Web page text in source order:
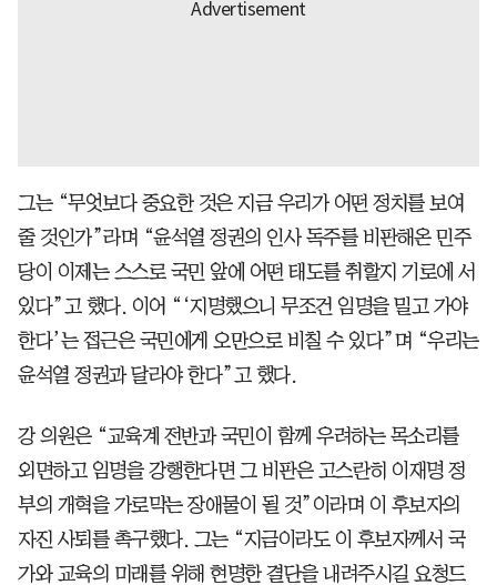
그는 “무엇보다 중요한 것은 지금 우리가 어떤 정치를 보여
줄 것인가”라며 “윤석열 정권의 인사 독주를 비판해온 민주
당이 이제는 스스로 국민 앞에 어떤 태도를 취할지 기로에 서
있다”고 했다. 이어 “‘지명했으니 무조건 임명을 밀고 가야
한다’는 접근은 국민에게 오만으로 비칠 수 있다”며 “우리는
윤석열 정권과 달라야 한다”고 했다.
강 의원은 “교육계 전반과 국민이 함께 우려하는 목소리를
외면하고 임명을 강행한다면 그 비판은 고스란히 이재명 정
부의 개혁을 가로막는 장애물이 될 것”이라며 이 후보자의
자진 사퇴를 촉구했다. 그는 “지금이라도 이 후보자께서 국
가와 교육의 미래를 위해 현명한 결단을 내려주시길 요청드